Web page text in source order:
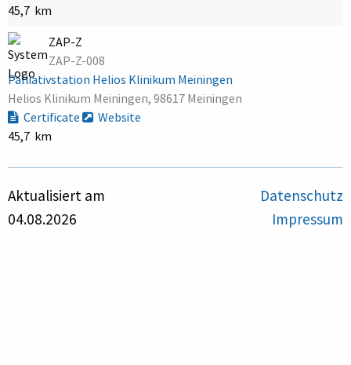
45,7 km
ZAP-Z
ZAP-Z-008
Palliativstation Helios Klinikum Meiningen
Helios Klinikum Meiningen, 98617 Meiningen
Certificate
Website
45,7 km
Aktualisiert am
04.08.2026
Datenschutz
Impressum